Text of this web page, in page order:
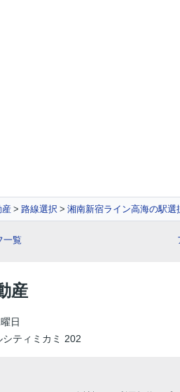
産 路線選択 湘南新宿ライン高海の駅選
一覧
産
日
ティミカミ 202